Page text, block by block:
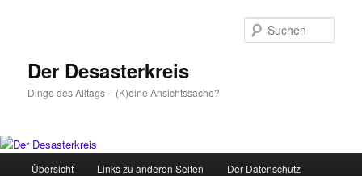
Der Desasterkreis
Dinge des Alltags – (K)eine Ansichtssache?
HauptmenüÜbersicht Links zu anderen Seiten Der Datenschutz